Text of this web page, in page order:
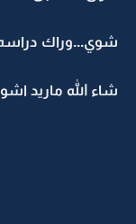
شوي...وراك دراسه
شاء الله ماريد